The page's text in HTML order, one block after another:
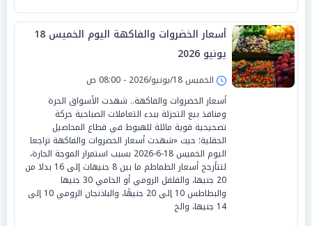
أسعار الخضروات والفاكهة اليوم الخميس 18
يونيو 2026
الخميس 18/يونيو/2026 - 08:00 ص
أسعار الخضروات والفاكهة.. شهدت الأسواق الحرة
ومنافذ بيع التجزئة ببدء التعاملات الصباحية حركة
تصحيحية قوية مائلة للهبوط في قطاع المحاصيل
الحقلية؛ حيث «شهدت أسعار الخضروات والفاكهة تراجعا
اليوم الخميس 18-6-2026 بسبب استمرار الموجة الحارة،
لتتأرجح أسعار الطماطم ما بين 8 جنيهات إلى 16 بدلا من
20 جنيها، والفلفل الرومي أو الحامي 30 جنيها
والبطاطس 10 إلى 20 جنيهًا، والباذنجان الرومي 10 إلى
14 جنيها، والخ